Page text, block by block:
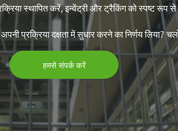
स्थापित करें, इन्वेंट्री और ट्रैकिंग को स्पष्ट रूप
प्रक्रिया दक्षता में सुधार करने का निर्णय लिया?
हमसे संपर्क करें